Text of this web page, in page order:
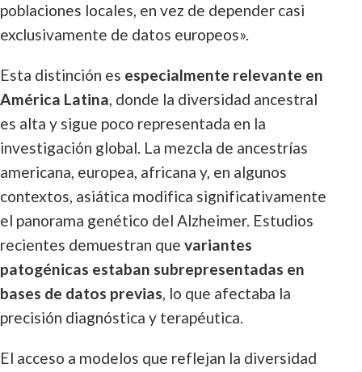
poblaciones locales, en vez de depender casi
exclusivamente de datos europeos».
Esta distinción es especialmente relevante en
América Latina, donde la diversidad ancestral
es alta y sigue poco representada en la
investigación global. La mezcla de ancestrías
americana, europea, africana y, en algunos
contextos, asiática modifica significativamente
el panorama genético del Alzheimer. Estudios
recientes demuestran que variantes
patogénicas estaban subrepresentadas en
bases de datos previas, lo que afectaba la
precisión diagnóstica y terapéutica.
El acceso a modelos que reflejan la diversidad